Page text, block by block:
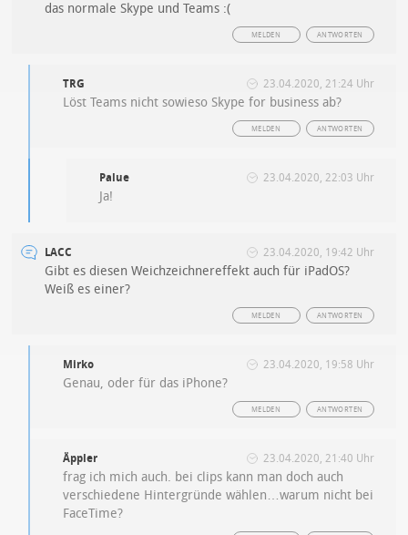
das normale Skype und Teams :(
ANTWORTEN
MELDEN
TRG 23.04.2020, 21:24 Uhr
Löst Teams nicht sowieso Skype for business ab?
ANTWORTEN
MELDEN
Palue 23.04.2020, 22:03 Uhr
Ja!
LACC 23.04.2020, 19:42 Uhr
Gibt es diesen Weichzeichnereffekt auch für iPadOS?
Weiß es einer?
ANTWORTEN
MELDEN
Mirko 23.04.2020, 19:58 Uhr
Genau, oder für das iPhone?
ANTWORTEN
MELDEN
Äppler 23.04.2020, 21:40 Uhr
frag ich mich auch. bei clips kann man doch auch
verschiedene Hintergründe wählen…warum nicht bei
FaceTime?